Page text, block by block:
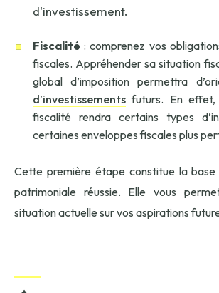
d'investissement.
Fiscalité : comprenez vos
fiscales. Appréhender sa situation
global d’imposition permettra
d’investissements futurs. En
fiscalité rendra certains types
certaines enveloppes fiscales plus
Cette première étape constitue la
patrimoniale réussie. Elle vous
situation actuelle sur vos aspirations